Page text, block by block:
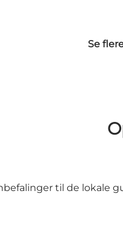
Se
til de lokale